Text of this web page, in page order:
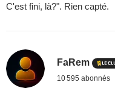
C'est fini, là?". Rien capté.
FaRem
10 595 abonnés